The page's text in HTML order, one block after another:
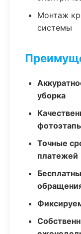
Монтаж
системы
уборка
Точные
платежей